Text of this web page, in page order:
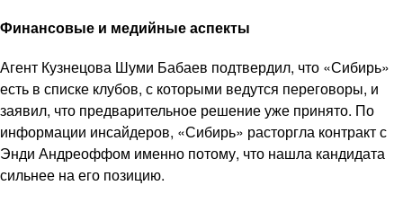
Финансовые и медийные аспекты
Агент Кузнецова Шуми Бабаев подтвердил, что «Сибирь»
есть в списке клубов, с которыми ведутся переговоры, и
заявил, что предварительное решение уже принято. По
информации инсайдеров, «Сибирь» расторгла контракт с
Энди Андреоффом именно потому, что нашла кандидата
сильнее на его позицию.